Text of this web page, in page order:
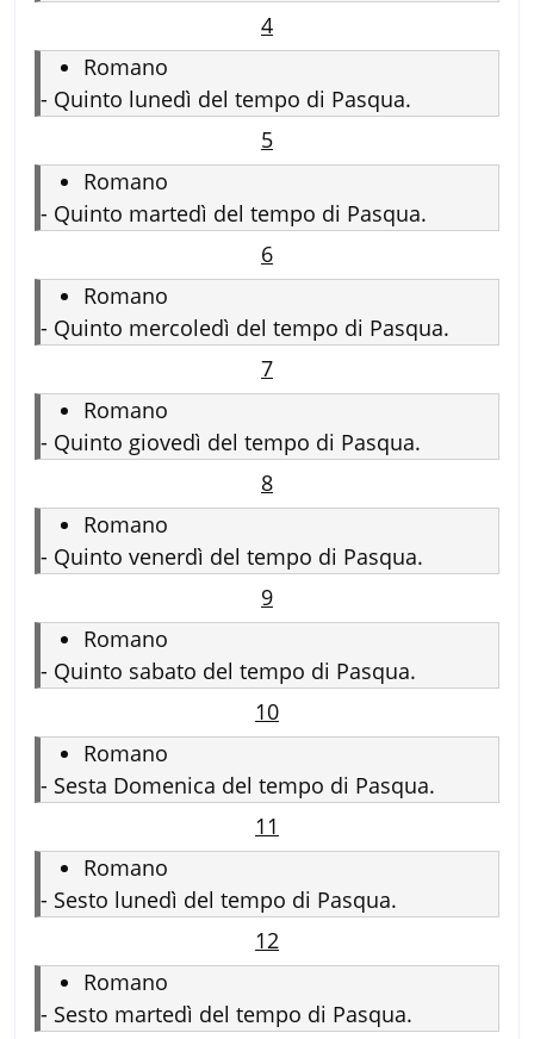
4
Romano
- Quinto lunedì del tempo di Pasqua.
5
Romano
- Quinto martedì del tempo di Pasqua.
6
Romano
- Quinto mercoledì del tempo di Pasqua.
7
Romano
- Quinto giovedì del tempo di Pasqua.
8
Romano
- Quinto venerdì del tempo di Pasqua.
9
Romano
- Quinto sabato del tempo di Pasqua.
10
Romano
- Sesta Domenica del tempo di Pasqua.
11
Romano
- Sesto lunedì del tempo di Pasqua.
12
Romano
- Sesto martedì del tempo di Pasqua.